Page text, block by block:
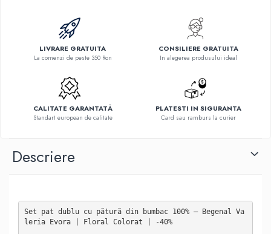
LIVRARE GRATUITA
La comenzi de peste 350 Ron
CONSILIERE GRATUITA
In alegerea produsului ideal
CALITATE GARANTATĂ
Standart european de calitate
PLATESTI IN SIGURANTA
Card sau ramburs la curier
Descriere
Set pat dublu cu pătură din bumbac 100% — Begenal Va
leria Evora | Floral Colorat | -40%